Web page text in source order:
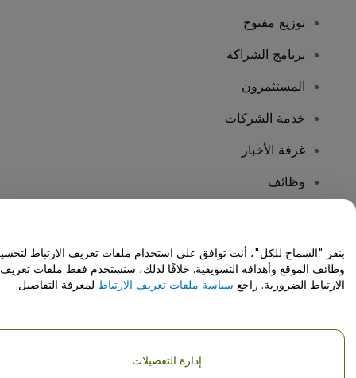
توزيع مفتوح
برنامج الشراكة
المستثمرون
خدمة الشركات
غرفة الأخبار
وظائف
مركز المساعدة / اتصل بنا
حقوق النشر © شركة فياجوجو المحدودة 2026
تفاصيل الشركة
بنقر "السماح للكل"، أنت توافق على استخدام ملفات تعريف الارتباط
وظائف الموقع وأهدافه التسويقية. خلافًا لذلك، سنستخدم فقط ملفات تعريف
الارتباط الضرورية. راجع سياسة ملفات تعريف الارتباط لمعرفة التفاصيل.
إدارة التفضيلات